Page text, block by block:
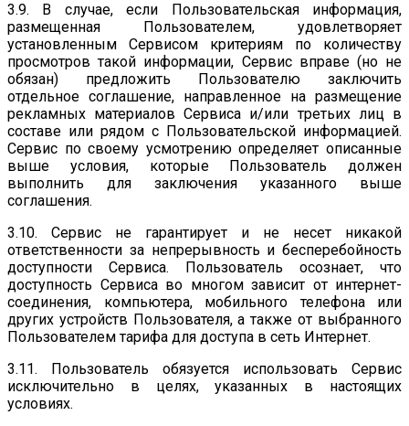
3.9. В случае, если Пользовательская информация,
размещенная Пользователем, удовлетворяет
установленным Сервисом критериям по количеству
просмотров такой информации, Сервис вправе (но не
обязан) предложить Пользователю заключить
отдельное соглашение, направленное на размещение
рекламных материалов Сервиса и/или третьих лиц в
составе или рядом с Пользовательской информацией.
Сервис по своему усмотрению определяет описанные
выше условия, которые Пользователь должен
выполнить для заключения указанного выше
соглашения.
3.10. Сервис не гарантирует и не несет никакой
ответственности за непрерывность и бесперебойность
доступности Сервиса. Пользователь осознает, что
доступность Сервиса во многом зависит от интернет-
соединения, компьютера, мобильного телефона или
других устройств Пользователя, а также от выбранного
Пользователем тарифа для доступа в сеть Интернет.
3.11. Пользователь обязуется использовать Cервис
исключительно в целях, указанных в настоящих
условиях.